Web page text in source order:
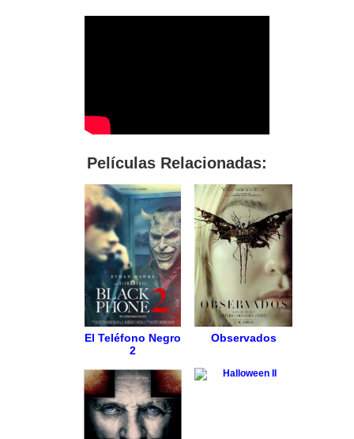
Películas Relacionadas:
El Teléfono Negro
2
Observados